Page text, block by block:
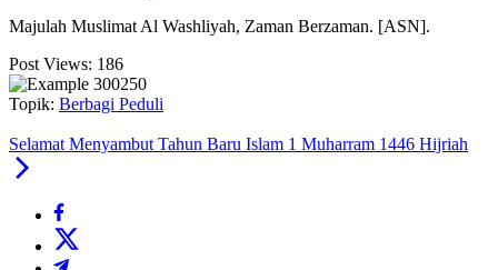
Majulah Muslimat Al Washliyah, Zaman Berzaman. [ASN].
Post Views: 186
Topik: Berbagi Peduli
Selamat Menyambut Tahun Baru Islam 1 Muharram 1446 Hijriah